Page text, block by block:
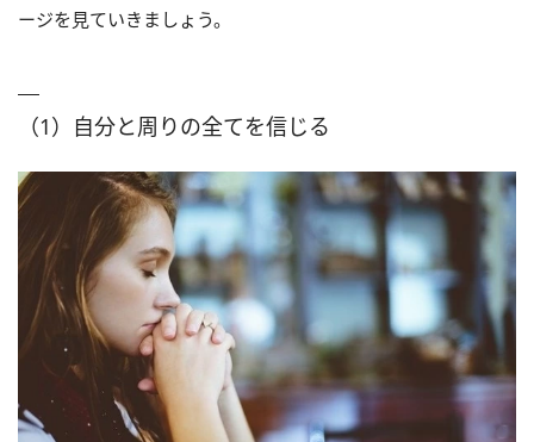
ージを見ていきましょう。
（1）自分と周りの全てを信じる